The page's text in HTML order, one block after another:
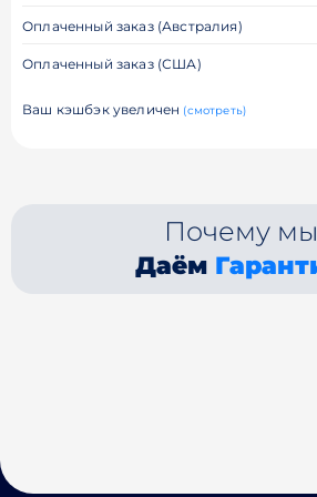
Оплаченный заказ (Австралия)
Оплаченный заказ (США)
Ваш кэшбэк увеличен (смотреть)
Почему
Даём